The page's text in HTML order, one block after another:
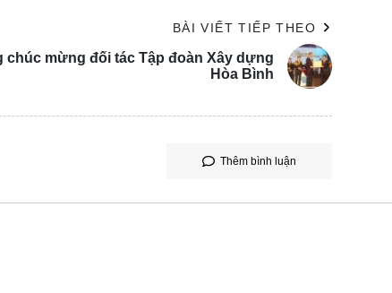
BÀI VIẾT TIẾP THEO
chúc mừng đối tác Tập đoàn Xây dựng
Hòa Bình
Thêm bình luận